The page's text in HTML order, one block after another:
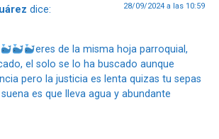
dice: 28/09/2024 a las 10:59
eres de la misma hoja parroquial,
el solo se lo ha buscado aunque
pero la justicia es lenta quizas tu sepas
es que lleva agua y abundante